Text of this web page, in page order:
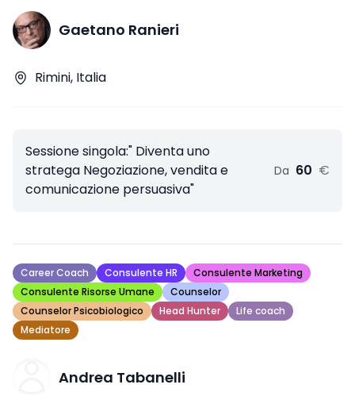
Gaetano Ranieri
Rimini, Italia
Sessione singola:" Diventa uno
stratega Negoziazione, vendita e
comunicazione persuasiva"
Da 60 €
Career Coach Consulente HR
Consulente Marketing
Consulente Risorse Umane
Counselor
Counselor Psicobiologico
Head Hunter
Life coach
Mediatore
Andrea Tabanelli